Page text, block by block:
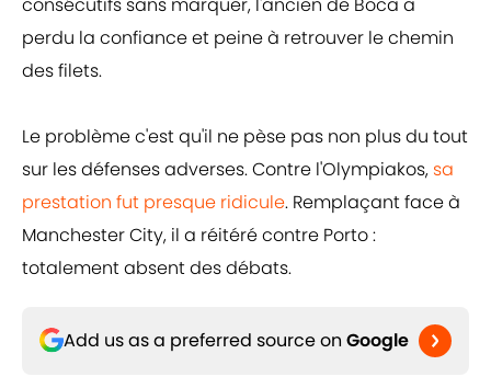
perdu la confiance et peine à retrouver le chemin
des filets.
Le problème c'est qu'il ne pèse pas non plus du tout
sur les défenses adverses. Contre l'Olympiakos, sa
prestation fut presque ridicule. Remplaçant face à
Manchester City, il a réitéré contre Porto :
totalement absent des débats.
Add us as a preferred source on Google